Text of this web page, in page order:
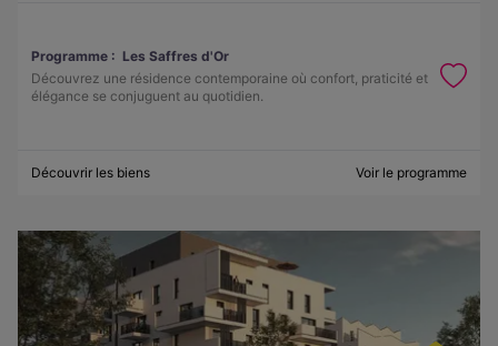
Programme : Les Saffres d'Or
Découvrez une résidence contemporaine où confort, praticité et
élégance se conjuguent au quotidien.
Découvrir les biens Voir le programme